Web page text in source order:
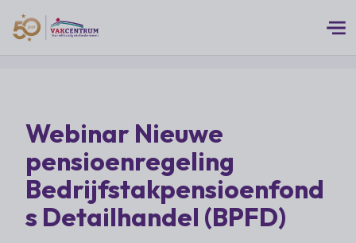
MEERwaarde
Assortiment
Digitalisering
Duurzaamheid
Branches
Branches overzicht
Supermarkten
Advies
Advies overzicht
Webinar Nieuwe
pensioenregeling
Bedrijfstakpensioenfond
s Detailhandel (BPFD)